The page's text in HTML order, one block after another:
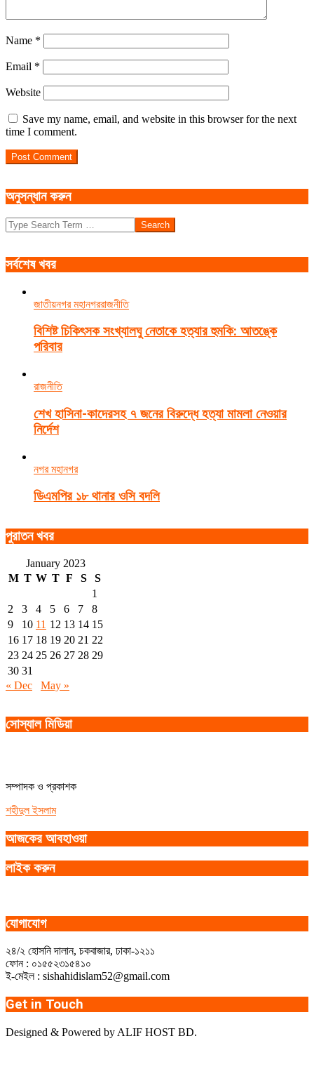
Name *
Email *
Website
Save my name, email, and website in this browser for the next
time I comment.
অনুসন্ধান করুন
Search
সর্বশেষ খবর
জাতীয়নগর মহানগররাজনীতি
বিশিষ্ট চিকিৎসক সংখ্যালঘু নেতাকে হত্যার হুমকি: আতঙ্কে
পরিবার
রাজনীতি
শেখ হাসিনা-কাদেরসহ ৭ জনের বিরুদ্ধে হত্যা মামলা নেওয়ার
নির্দেশ
নগর মহানগর
ডিএমপির ১৮ থানার ওসি বদলি
পুরাতন খবর
January 2023
M T W T F S
S
1
2
3 4 5 6 7
8
9
10 11 12 13 14 15
16 17 18 19 20 21 22
23 24 25 26 27 28 29
30 31
« Dec
May »
সোস্যাল মিডিয়া
সম্পাদক ও প্রকাশক
শহীদুল ইসলাম
আজকের আবহাওয়া
লাইক করুন
যোগাযোগ
২৪/২ হোসনি দালান, চকবাজার, ঢাকা-১২১১
ফোন : ০১৫৫২৩১৫৪১০
ই-মেইল : sishahidislam52@gmail.com
Get in Touch
Designed & Powered by ALIF HOST BD.